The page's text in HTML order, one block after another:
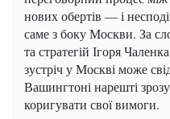
нових обертів — і
саме з боку Москви. За
та стратегій Ігоря
зустріч у Москві може
Вашингтоні нарешті
коригувати свої вимоги.